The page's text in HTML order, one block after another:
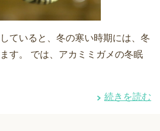
ていると、冬の寒い時期には、冬
す。 では、アカミミガメの冬眠
続きを読む